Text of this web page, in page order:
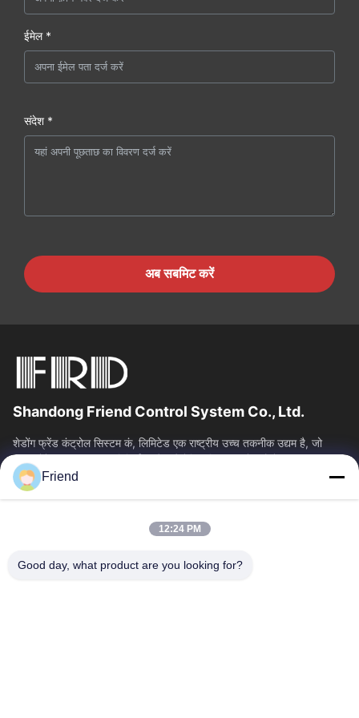
ईमेल *
संदेश *
अब सबमिट करें
Shandong Friend Control System Co., Ltd.
शेडोंग फ्रेंड कंट्रोल सिस्टम कं, लिमिटेड एक राष्ट्रीय उच्च तकनीक उद्यम है, जो
इंस्ट्रूमेंटेशन आर एंड डी, विनिर्माण और औद्योगिक नियंत्रण सेवाओं में...
त्वरित लिंक
हमारे बारे में
फैक्टरी यात्रा
गुणवत्ता नियंत्रण
Friend
12:24 PM
Good day, what product are you looking for?